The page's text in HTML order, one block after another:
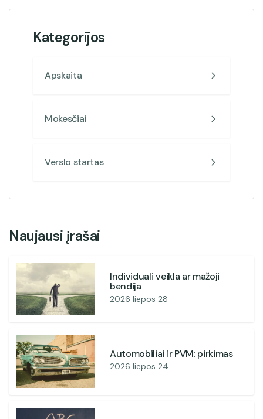
Kategorijos
Apskaita
Mokesčiai
Verslo startas
Naujausi įrašai
Individuali veikla ar mažoji
bendija
2026 liepos 28
Automobiliai ir PVM: pirkimas
2026 liepos 24